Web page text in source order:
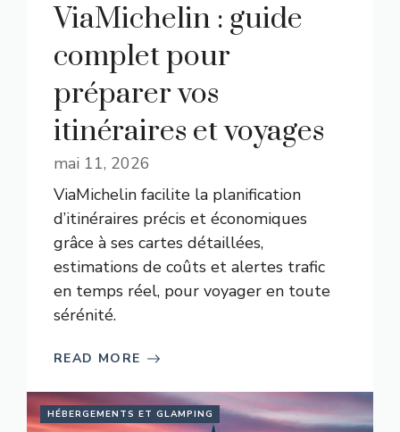
ViaMichelin : guide
complet pour
préparer vos
itinéraires et voyages
mai 11, 2026
ViaMichelin facilite la planification
d’itinéraires précis et économiques
grâce à ses cartes détaillées,
estimations de coûts et alertes trafic
en temps réel, pour voyager en toute
sérénité.
READ MORE
HÉBERGEMENTS ET GLAMPING